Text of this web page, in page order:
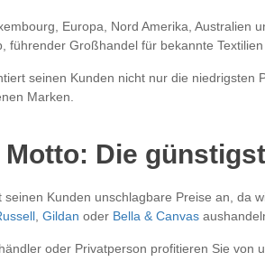
Europa, Nord Amerika, Australien
führender Großhandel für bekannte Textilien
seinen Kunden nicht nur die
Marken.
Motto: Die
seinen Kunden unschlagbare Preise an, da
, Gildan oder Bella & Canvas
oder Privatperson profitieren Sie von